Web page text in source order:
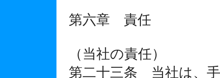
第六章 責任
（当社の責任）
第二十三条 当社は、